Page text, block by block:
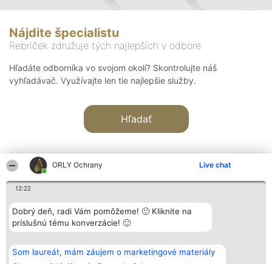
ORLY Ochrany Live chat
12:22
Dobrý deň, radi Vám pomôžeme! 🙂 Kliknite na
príslušnú tému konverzácie! 🙂
Som laureát, mám záujem o marketingové materiály
Nájdite špecialistu
Rebríček združuje tých najlepších v odbore
Hľadáte odborníka vo svojom okolí? Skontrolujte náš
vyhľadávač. Využívajte len tie najlepšie služby.
Hľadať
Organizátor hodnotenia
Bright Side Solutions sp. z o.
o. sp. k.
Wrocław 50-079
KRS 0000749100 | Regon
381313360 | NIP 8943132676
Hodnotenie
Laureáti
Lista
Laureatów
Podmienky
Obchodné
Kontakt
Kontakt